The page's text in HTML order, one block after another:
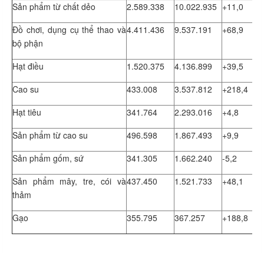
Sản phẩm từ chất dẻo
2.589.338 10.022.935 +11,0
Đồ chơi, dụng cụ thể thao và
bộ phận
4.411.436 9.537.191 +68,9
Hạt điều 1.520.375 4.136.899
+39,5
Cao su
433.008 3.537.812
+218,4
Hạt tiêu
341.764 2.293.016
+4,8
Sản phẩm từ cao su
496.598 1.867.493
+9,9
Sản phẩm gốm, sứ
341.305 1.662.240
-5,2
Sản phẩm mây, tre, cói và
thảm
437.450 1.521.733 +48,1
Gạo 355.795 367.257 +188,8